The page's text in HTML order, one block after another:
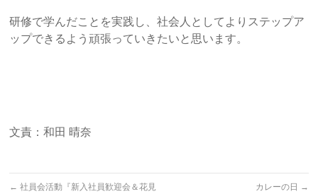
研修で学んだことを実践し、社会人としてよりステップア
ップできるよう頑張っていきたいと思います。
文責：和田 晴奈
← 社員会活動『新入社員歓迎会＆花見
カレーの日 →